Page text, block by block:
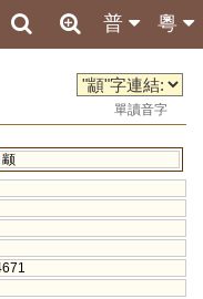
粵
普
單讀音字
颛